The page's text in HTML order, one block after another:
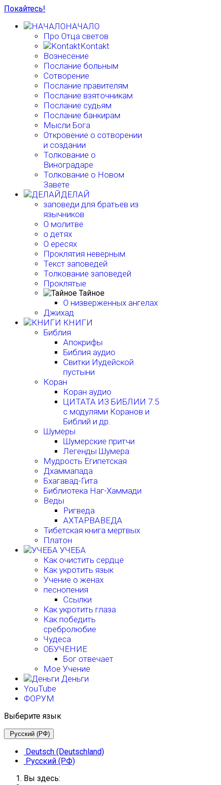
Покайтесь!
НАЧАЛО
Про Отца светов
Kontakt
Вознесение
Послание больным
Сотворение
Послание правителям
Послание взяточникам
Послание судьям
Послание банкирам
Мысли Бога
Откровение о сотворении
и создании
Толкование о
Виноградаре
Толкование о Новом
Завете
ДЕЛАЙ
заповеди для братьев из
язычников
О молитве
о детях
О ересях
Проклятия неверным
Текст заповедей
Толкование заповедей
Проклятые
Тайное
О низверженных ангелах
Джихад
КНИГИ
Библия
Апокрифы
Библия аудио
Свитки Иудейской
пустыни
Коран
Коран аудио
ЦИТАТА ИЗ БИБЛИИ 7.5
с модулями Коранов и
Библий и др.
Шумеры
Шумерские притчи
Легенды Шумера
Мудрость Египетская
Дхаммапада
Бхагавад-Гита
Библиотека Наг-Хаммади
Веды
Ригведа
АХТАРВАВЕДА
Тибетская книга мертвых
Платон
УЧЕБА
Как очистить сердце
Как укротить язык
Учение о женах
песнопения
Ссылки
Как укротить глаза
Как победить
сребролюбие
Чудеса
ОБУЧЕНИЕ
Бог отвечает
Мое Учение
Деньги
YouTube
ФОРУМ
Выберите язык
Русский (РФ)
Deutsch (Deutschland)
Русский (РФ)
Вы здесь: